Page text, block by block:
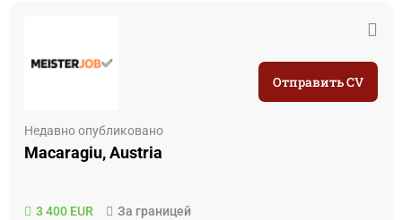
Недавно опубликовано
Macaragiu, Austria
3 400 EUR За границей
Отправить CV